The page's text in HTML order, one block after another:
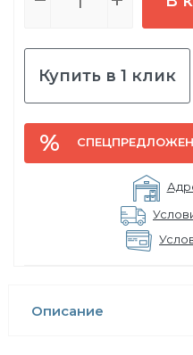
Купить в 1 клик
Описание